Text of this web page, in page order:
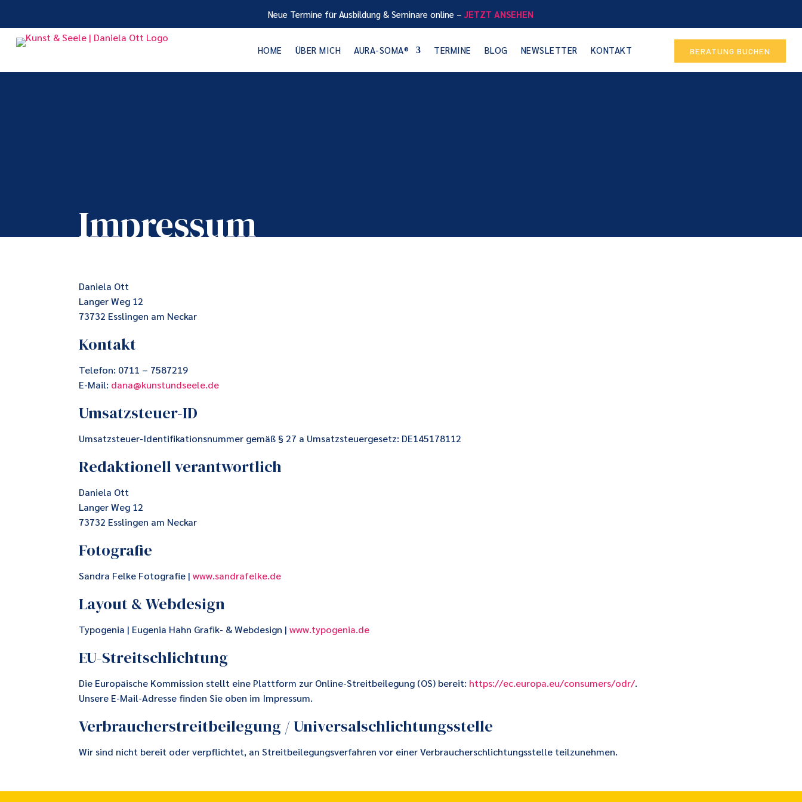
Neue Termine für Ausbildung & Seminare online –JETZT ANSEHEN
HOME ÜBER MICH AURA-SOMA® TERMINE BLOG NEWSLETTER KONTAKT BERATUNG BUCHEN
Impressum
Daniela Ott
Langer Weg 12
73732 Esslingen am Neckar
Kontakt
Telefon: 0711 – 7587219
E-Mail: dana@kunstundseele.de
Umsatzsteuer-ID
Umsatzsteuer-Identifikationsnummer gemäß § 27 a Umsatzsteuergesetz: DE145178112
Redaktionell verantwortlich
Daniela Ott
Langer Weg 12
73732 Esslingen am Neckar
Fotografie
Sandra Felke Fotografie | www.sandrafelke.de
Layout & Webdesign
Typogenia | Eugenia Hahn Grafik- & Webdesign | www.typogenia.de
EU-Streitschlichtung
Die Europäische Kommission stellt eine Plattform zur Online-Streitbeilegung (OS) bereit: https://ec.europa.eu/consumers/odr/.
Unsere E-Mail-Adresse finden Sie oben im Impressum.
Verbraucher­streit­beilegung / Universal­schlichtungs­stelle
Wir sind nicht bereit oder verpflichtet, an Streitbeilegungsverfahren vor einer Verbraucherschlichtungsstelle teilzunehmen.